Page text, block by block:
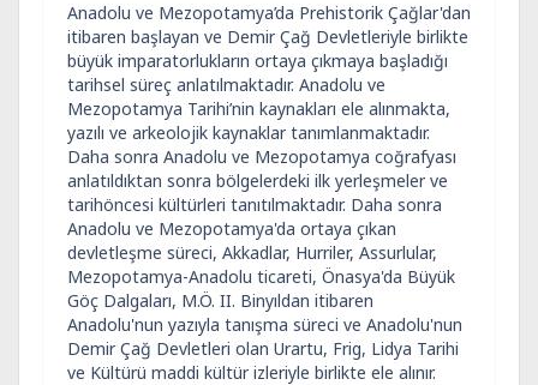
Anadolu ve Mezopotamya’da Prehistorik Çağlar'dan
itibaren başlayan ve Demir Çağ Devletleriyle birlikte
büyük imparatorlukların ortaya çıkmaya başladığı
tarihsel süreç anlatılmaktadır. Anadolu ve
Mezopotamya Tarihi’nin kaynakları ele alınmakta,
yazılı ve arkeolojik kaynaklar tanımlanmaktadır.
Daha sonra Anadolu ve Mezopotamya coğrafyası
anlatıldıktan sonra bölgelerdeki ilk yerleşmeler ve
tarihöncesi kültürleri tanıtılmaktadır. Daha sonra
Anadolu ve Mezopotamya'da ortaya çıkan
devletleşme süreci, Akkadlar, Hurriler, Assurlular,
Mezopotamya-Anadolu ticareti, Önasya'da Büyük
Göç Dalgaları, M.Ö. II. Binyıldan itibaren
Anadolu'nun yazıyla tanışma süreci ve Anadolu'nun
Demir Çağ Devletleri olan Urartu, Frig, Lidya Tarihi
ve Kültürü maddi kültür izleriyle birlikte ele alınır.